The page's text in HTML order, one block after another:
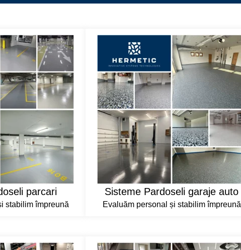
parcari
stabilim împreună
Sisteme Pardoseli garaje auto
Evaluăm personal și stabilim împreună